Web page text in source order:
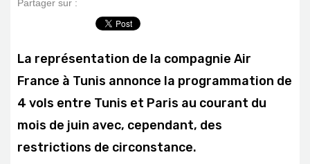
Partager sur :
La représentation de la compagnie Air
France à Tunis annonce la programmation de
4 vols entre Tunis et Paris au courant du
mois de juin avec, cependant, des
restrictions de circonstance.